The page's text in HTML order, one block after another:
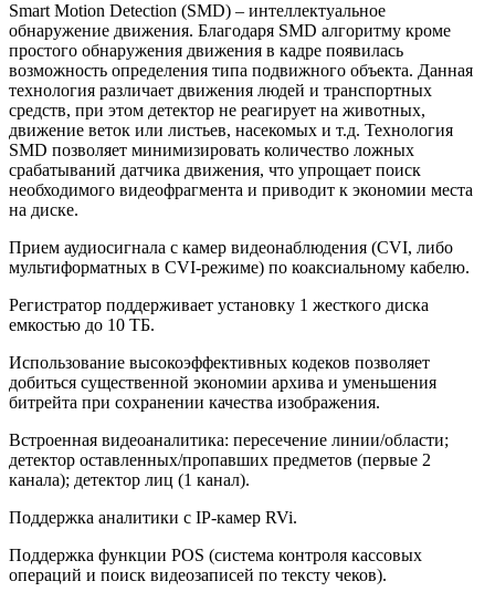
Smart Motion Detection (SMD) – интеллектуальное
обнаружение движения. Благодаря SMD алгоритму кроме
простого обнаружения движения в кадре появилась
возможность определения типа подвижного объекта. Данная
технология различает движения людей и транспортных
средств, при этом детектор не реагирует на животных,
движение веток или листьев, насекомых и т.д. Технология
SMD позволяет минимизировать количество ложных
срабатываний датчика движения, что упрощает поиск
необходимого видеофрагмента и приводит к экономии места
на диске.
Прием аудиосигнала с камер видеонаблюдения (CVI, либо
мультиформатных в CVI-режиме) по коаксиальному кабелю.
Регистратор поддерживает установку 1 жесткого диска
емкостью до 10 ТБ.
Использование высокоэффективных кодеков позволяет
добиться существенной экономии архива и уменьшения
битрейта при сохранении качества изображения.
Встроенная видеоаналитика: пересечение линии/области;
детектор оставленных/пропавших предметов (первые 2
канала); детектор лиц (1 канал).
Поддержка аналитики с IP-камер RVi.
Поддержка функции POS (система контроля кассовых
операций и поиск видеозаписей по тексту чеков).